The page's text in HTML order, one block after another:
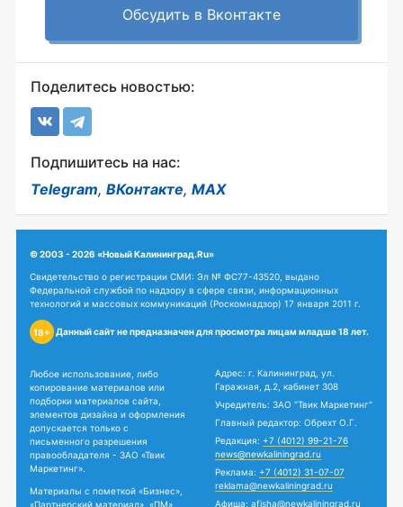
Обсудить в Вконтакте
Поделитесь новостью:
Подпишитесь на нас:
Telegram, ВКонтакте, MAX
© 2003 - 2026 «Новый Калининград.Ru»
Свидетельство о регистрации СМИ: Эл № ФС77-43520, выдано
Федеральной службой по надзору в сфере связи, информационных
технологий и массовых коммуникаций (Роскомнадзор) 17 января 2011 г.
18+ Данный сайт не предназначен для просмотра лицам младше 18 лет.
Любое использование, либо
копирование материалов или
подборки материалов сайта,
элементов дизайна и оформления
допускается только с
письменного разрешения
правообладателя - ЗАО «Твик
Маркетинг».
Материалы с пометкой «Бизнес»,
«Партнерский материал», «ПМ»,
Адрес: г. Калининград, ул.
Гаражная, д.2, кабинет 308
Учредитель: ЗАО "Твик Маркетинг"
Главный редактор: Обрехт О.Г.
Редакция: +7 (4012) 99-21-76
news@newkaliningrad.ru
Реклама: +7 (4012) 31-07-07
reklama@newkaliningrad.ru
Афиша: afisha@newkaliningrad.ru